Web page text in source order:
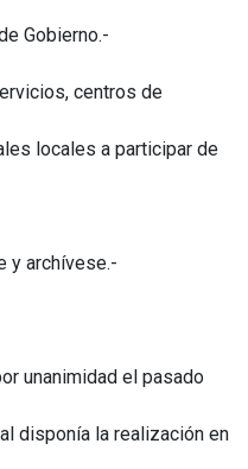
Gobierno.-
centros de
locales a participar de
y archívese.-
unanimidad el pasado
disponía la realización en